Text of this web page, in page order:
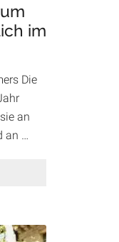
im
Die
an
an …